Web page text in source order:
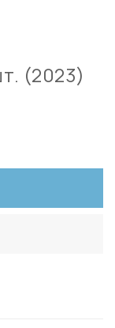
(2023)